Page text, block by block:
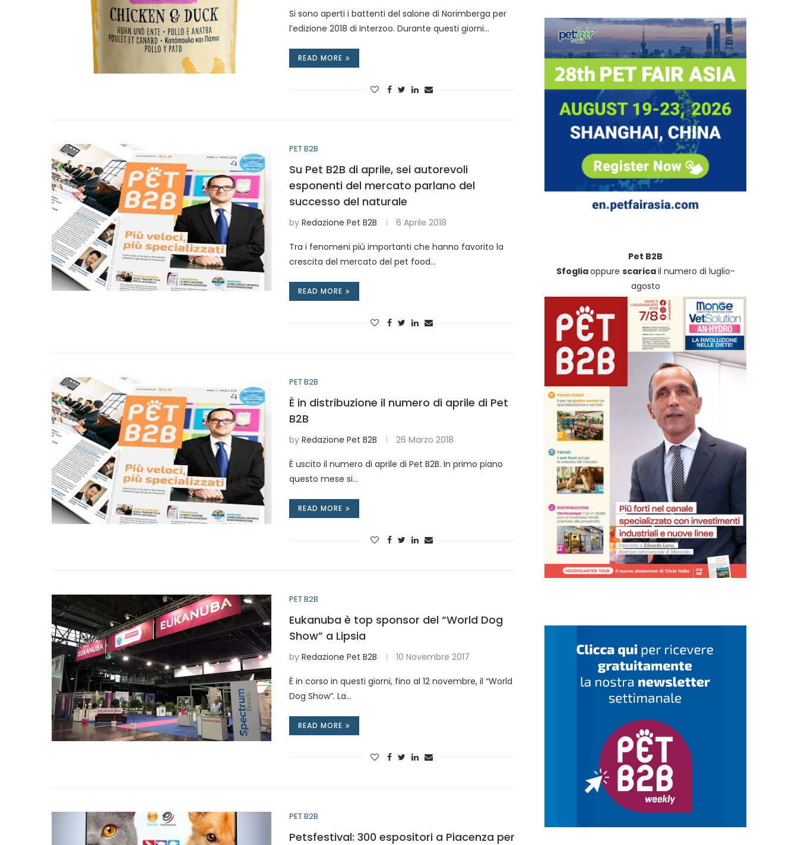
Si sono aperti i battenti del salone di Norimberga per
l’edizione 2018 di Interzoo. Durante questi giorni…
READ MORE
PET B2B
Su Pet B2B di aprile, sei autorevoli
esponenti del mercato parlano del
successo del naturale
by Redazione Pet B2B 6 Aprile 2018
Tra i fenomeni più importanti che hanno favorito la
crescita del mercato del pet food…
READ MORE
PET B2B
È in distribuzione il numero di aprile di Pet
B2B
by Redazione Pet B2B 26 Marzo 2018
È uscito il numero di aprile di Pet B2B. In primo piano
questo mese si…
READ MORE
PET B2B
Eukanuba è top sponsor del “World Dog
Show” a Lipsia
by Redazione Pet B2B 10 Novembre 2017
È in corso in questi giorni, fino al 12 novembre, il “World
Dog Show”. La…
READ MORE
PET B2B
Petsfestival: 300 espositori a Piacenza per
Pet B2B
Sfogliaoppure scaricail numero di luglio-
agosto